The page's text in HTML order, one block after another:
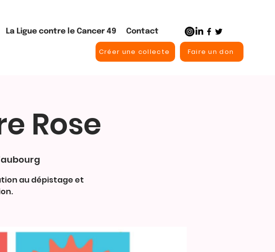
La Ligue contre le Cancer 49 Contact
Créer une collecte Faire un don
Rose
au dépistage et